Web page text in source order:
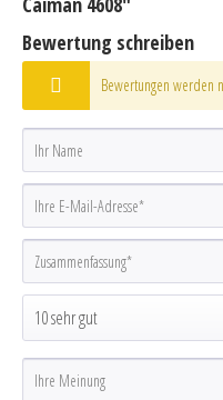
Bewertung schreiben
Bewertungen werden